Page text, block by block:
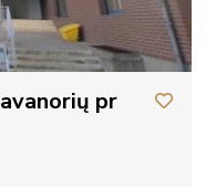
pr